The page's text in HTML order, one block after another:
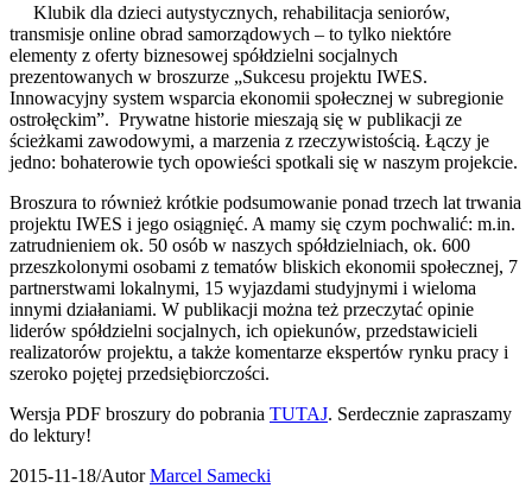
Klubik dla dzieci autystycznych, rehabilitacja seniorów,
transmisje online obrad samorządowych – to tylko niektóre
elementy z oferty biznesowej spółdzielni socjalnych
prezentowanych w broszurze „Sukcesu projektu IWES.
Innowacyjny system wsparcia ekonomii społecznej w subregionie
ostrołęckim”. Prywatne historie mieszają się w publikacji ze
ścieżkami zawodowymi, a marzenia z rzeczywistością. Łączy je
jedno: bohaterowie tych opowieści spotkali się w naszym projekcie.
Broszura to również krótkie podsumowanie ponad trzech lat trwania
projektu IWES i jego osiągnięć. A mamy się czym pochwalić: m.in.
zatrudnieniem ok. 50 osób w naszych spółdzielniach, ok. 600
przeszkolonymi osobami z tematów bliskich ekonomii społecznej, 7
partnerstwami lokalnymi, 15 wyjazdami studyjnymi i wieloma
innymi działaniami. W publikacji można też przeczytać opinie
liderów spółdzielni socjalnych, ich opiekunów, przedstawicieli
realizatorów projektu, a także komentarze ekspertów rynku pracy i
szeroko pojętej przedsiębiorczości.
Wersja PDF broszury do pobrania TUTAJ. Serdecznie zapraszamy
do lektury!
2015-11-18/AutorMarcel Samecki